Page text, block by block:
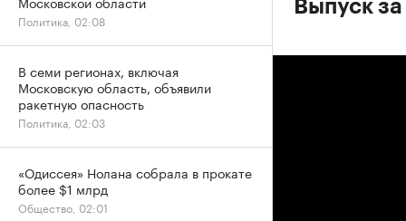
Выпуск
Политика, 02:08
В семи регионах, включая
Московскую область, объявили
ракетную опасность
Политика, 02:03
«Одиссея» Нолана собрала в прокате
более $1 млрд
Общество, 02:01